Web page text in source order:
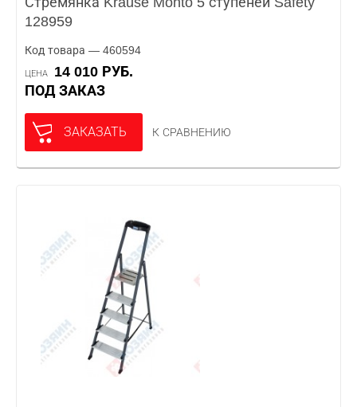
128959
Код товара — 460594
ЦЕНА
14 010 РУБ.
ПОД ЗАКАЗ
ЗАКАЗАТЬ К СРАВНЕНИЮ